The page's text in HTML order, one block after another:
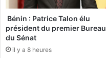
E
b
e
q
u
’
Bénin : Patrice Talon élu
président du premier Bureau
du Sénat
il y a 8 heures